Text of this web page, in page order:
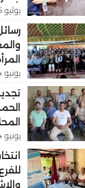
يوليو 25, 2026
يونيو 14, 2026
يونيو 14, 2026